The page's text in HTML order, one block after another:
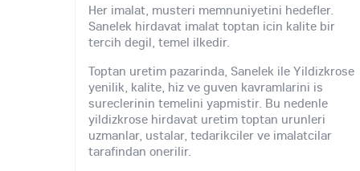
Her imalat, musteri memnuniyetini hedefler.
Sanelek hirdavat imalat toptan icin kalite bir
tercih degil, temel ilkedir.
Toptan uretim pazarinda, Sanelek ile Yildizkrose
yenilik, kalite, hiz ve guven kavramlarini is
sureclerinin temelini yapmistir. Bu nedenle
yildizkrose hirdavat uretim toptan urunleri
uzmanlar, ustalar, tedarikciler ve imalatcilar
tarafindan onerilir.